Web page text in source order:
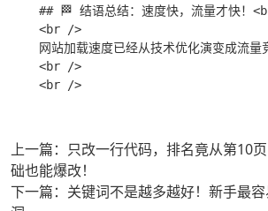
## 🏁 结语总结：速度快，流量才快！
<br />
网站加载速度已经从技术优化演变成流
<br />
<br />
上一篇：只改一行代码，排名竟从第10
础也能爆改！
下一篇：关键词不是越多越好！新手最